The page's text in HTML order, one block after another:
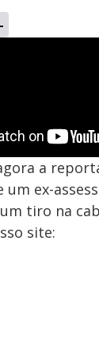
a
um ex-
tiro na
site: